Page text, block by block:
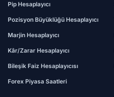
Pip Hesaplayıcı
Pozisyon Büyüklüğü Hesaplayıcı
Marjin Hesaplayıcı
Kâr/Zarar Hesaplayıcı
Bileşik Faiz Hesaplayıcısı
Forex Piyasa Saatleri